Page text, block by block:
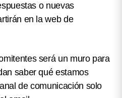
o nuevas
en la web de
será un muro para
saber qué estamos
de comunicación solo